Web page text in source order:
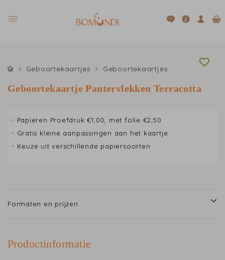
Geboortekaartjes Geboortekaartjes
Geboortekaartje Pantervlekken Terracotta
• Papieren Proefdruk €1,00, met folie €2,50
• Gratis kleine aanpassingen aan het kaartje
• Keuze uit verschillende papiersoorten
Formaten en prijzen
Productinformatie